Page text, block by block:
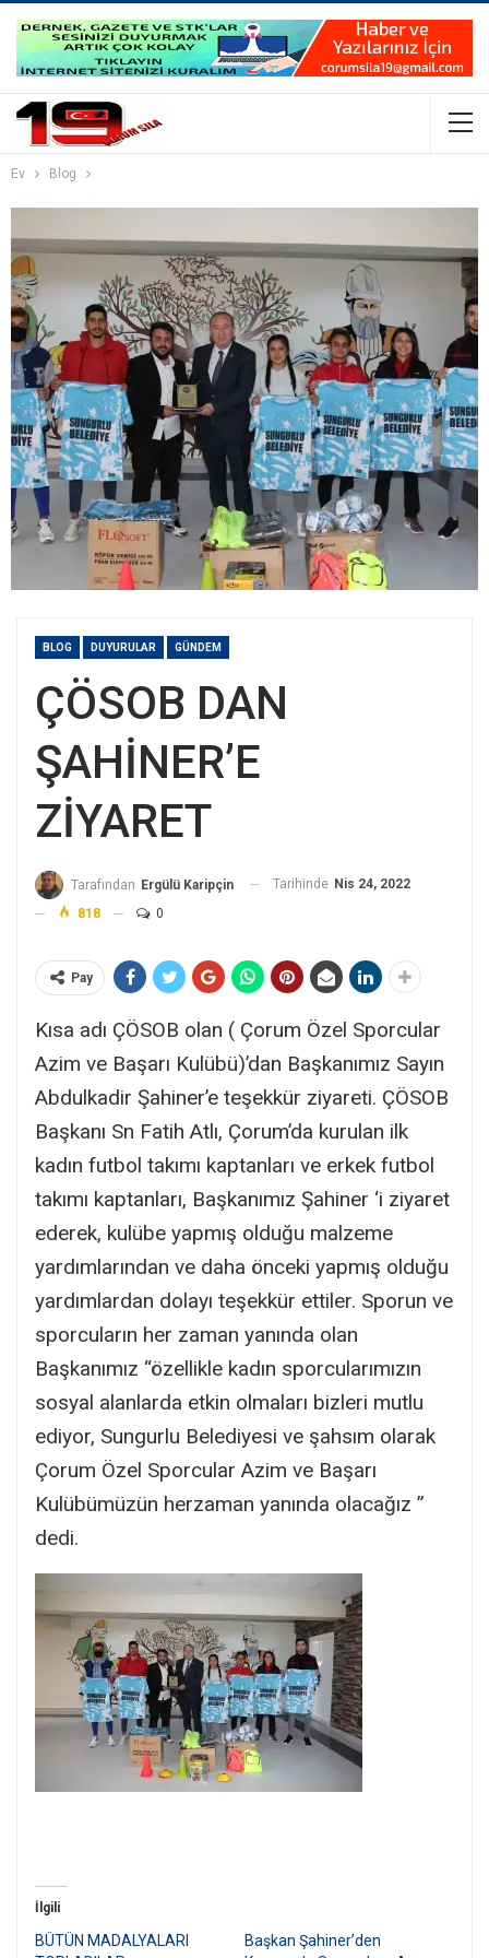
Ev Blog
BLOG DUYURULAR GÜNDEM
ÇÖSOB DAN
ŞAHİNER’E
ZİYARET
Tarafından Ergülü Karipçin Tarihinde Nis 24, 2022
818
0
Pay
Kısa adı ÇÖSOB olan ( Çorum Özel Sporcular
Azim ve Başarı Kulübü)’dan Başkanımız Sayın
Abdulkadir Şahiner’e teşekkür ziyareti. ÇÖSOB
Başkanı Sn Fatih Atlı, Çorum’da kurulan ilk
kadın futbol takımı kaptanları ve erkek futbol
takımı kaptanları, Başkanımız Şahiner ‘i ziyaret
ederek, kulübe yapmış olduğu malzeme
yardımlarından ve daha önceki yapmış olduğu
yardımlardan dolayı teşekkür ettiler. Sporun ve
sporcuların her zaman yanında olan
Başkanımız “özellikle kadın sporcularımızın
sosyal alanlarda etkin olmaları bizleri mutlu
ediyor, Sungurlu Belediyesi ve şahsım olarak
Çorum Özel Sporcular Azim ve Başarı
Kulübümüzün herzaman yanında olacağız ”
dedi.
İlgili
BÜTÜN MADALYALARI
Başkan Şahiner’den